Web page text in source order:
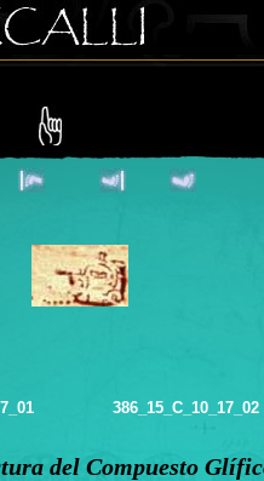
386_15_C_10_17_02
del Compuesto